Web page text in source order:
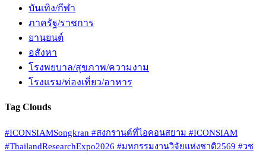
บันเทิง/กีฬา
ภาครัฐ/ราชการ
ยานยนต์
อสังหา
โรงพยบาล/สุขภาพ/ความงาม
โรงแรม/ท่องเที่ยว/อาหาร
Tag Clouds
#ICONSIAMSongkran #สงกรานต์ที่ไอคอนสยาม #ICONSIAM
#ThailandResearchExpo2026 #มหกรรมงานวิจัยแห่งชาติ2569 #วช